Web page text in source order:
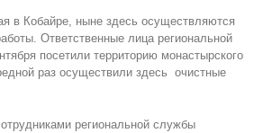
в Кобайре, ныне здесь осуществляются
Ответственные лица региональной
посетили территорию монастырского
раз осуществили здесь очистные
региональной службы